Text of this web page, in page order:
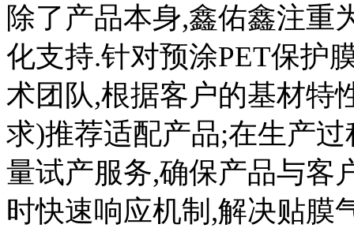
除了产品本身,鑫佑鑫注重
化支持.针对预涂PET保护
术团队,根据客户的基材特
求)推荐适配产品;在生产
量试产服务,确保产品与客
时快速响应机制,解决贴膜